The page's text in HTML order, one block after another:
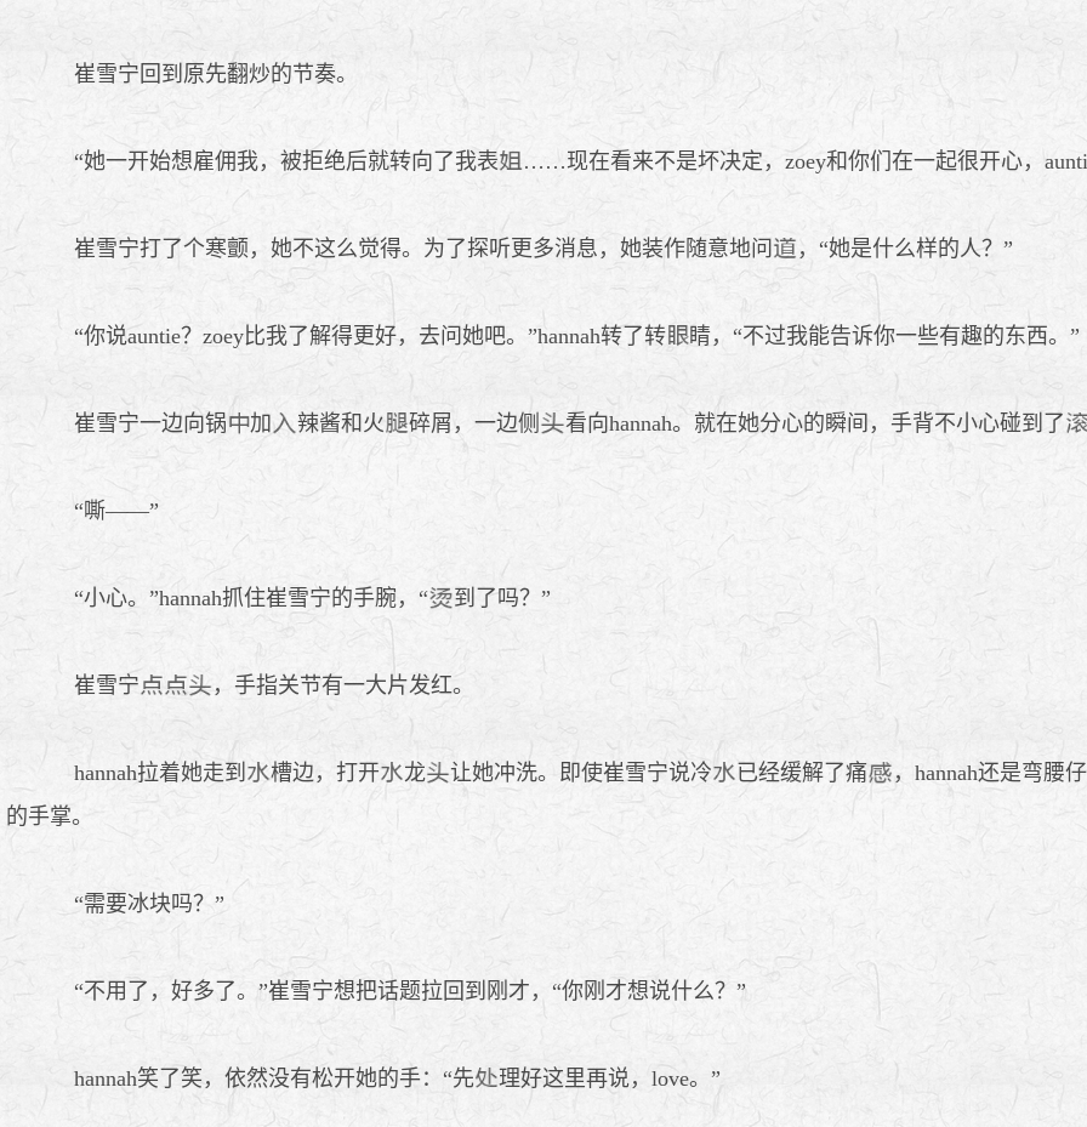
崔雪宁回到原先翻炒的节奏。
“她一开始想雇佣我，被拒绝后就转向了我表 ……现在看来不是坏决定，zoey和你们在一起很开心，
崔雪宁打了个寒颤，她不这么觉得。为了探听更多消息，她装作随意地问 ，“她是什么样的人？”
“你说auntie？zoey比我了解得更好，去问她吧。”hannah转了转 睛，“不过我能告诉你一些有趣的东西。”
崔雪宁一边向锅 加 辣酱和火 碎屑，一边侧 看向hannah。就在她分心的瞬间，手背不小心碰到了
“嘶——”
“小心。”hannah抓住崔雪宁的手腕，“ 到了吗？”
崔雪宁 ，手指关节有一大片发红。
hannah拉着她走到 槽边，打开 龙 让她冲洗。即使崔雪宁说冷 已经缓解了痛
，hannah还是弯腰
的手掌。
“需要冰块吗？”
“不用了，好多了。”崔雪宁想把话题拉回到刚才，“你刚才想说什么？”
hannah笑了笑，依然没有松开她的手：“先 理好这里再说，love。”